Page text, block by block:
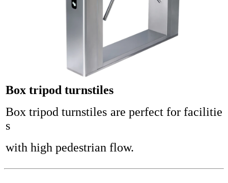
Box tripod turnstiles
Box tripod turnstiles are perfect for facilitie
s
with high pedestrian flow.